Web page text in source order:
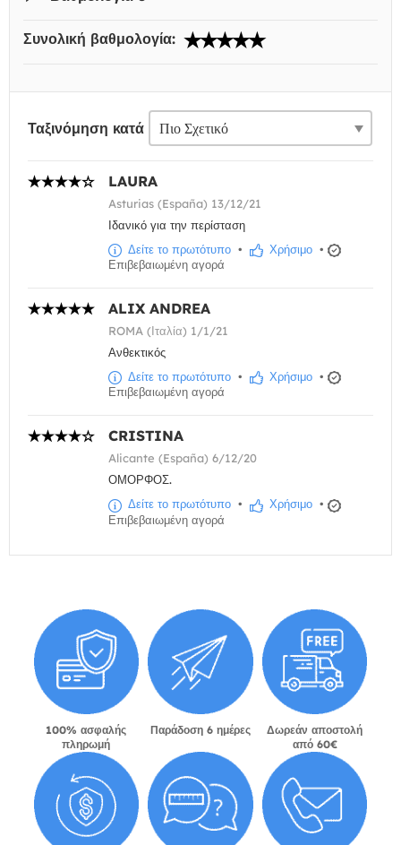
Συνολική βαθμολογία:
Ταξινόμηση κατά
LAURA
Asturias (España) 13/12/21
Ιδανικό για την περίσταση
Δείτε το πρωτότυπο • Χρήσιμο •
Επιβεβαιωμένη αγορά
ALIX ANDREA
ROMA (Ιταλία) 1/1/21
Ανθεκτικός
Δείτε το πρωτότυπο • Χρήσιμο •
Επιβεβαιωμένη αγορά
CRISTINA
Alicante (España) 6/12/20
ΟΜΟΡΦΟΣ.
Δείτε το πρωτότυπο • Χρήσιμο •
Επιβεβαιωμένη αγορά
100% ασφαλής
πληρωμή
Παράδοση 6 ημέρες
Δωρεάν αποστολή
από 60€